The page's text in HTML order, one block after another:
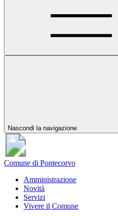
Nascondi la navigazione
Comune di Pontecorvo
Amministrazione
Novità
Servizi
Vivere il Comune